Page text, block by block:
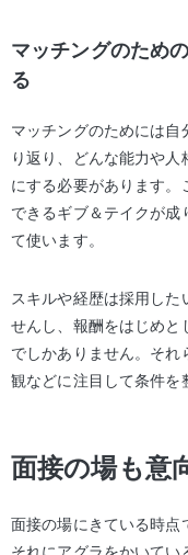
マッチングのため
る
マッチングのためには
り返り、どんな能力や
にする必要があります
できるギブ＆テイクが成
て使います。
スキルや経歴は採用した
せんし、報酬をはじめと
でしかありません。そ
観などに注目して条件を
面接の場も意
面接の場にきている時点